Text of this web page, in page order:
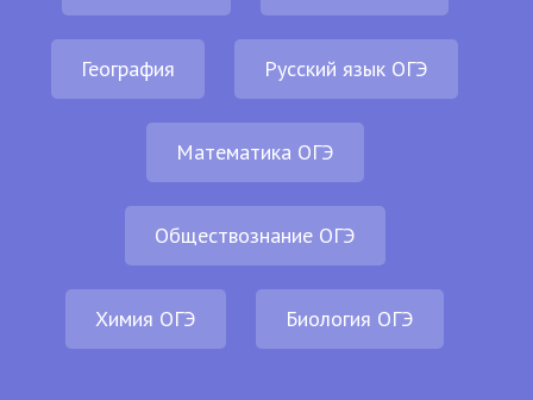
География Русский язык ОГЭ
Математика ОГЭ
Обществознание ОГЭ
Химия ОГЭ Биология ОГЭ